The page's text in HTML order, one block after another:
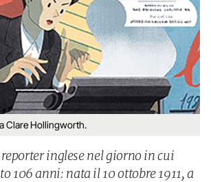
Clare Hollingworth.
inglese nel giorno in cui
106 anni: nata il 10 ottobre 1911, a